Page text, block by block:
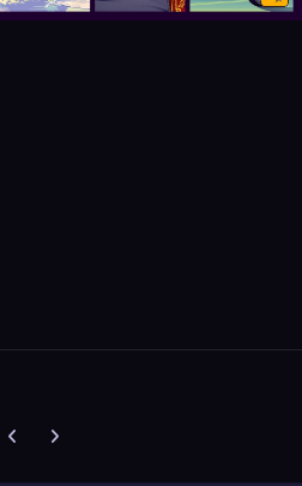
Diapositive précédente
Diapositive suivante